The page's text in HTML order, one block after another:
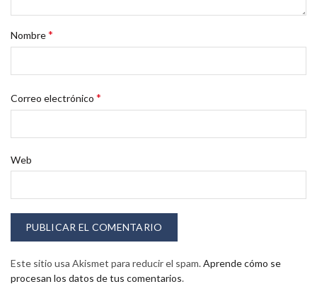
Nombre*
Correo electrónico *
Web
Este sitio usa Akismet para reducir el spam.Aprende cómo se
procesan los datos de tus comentarios.